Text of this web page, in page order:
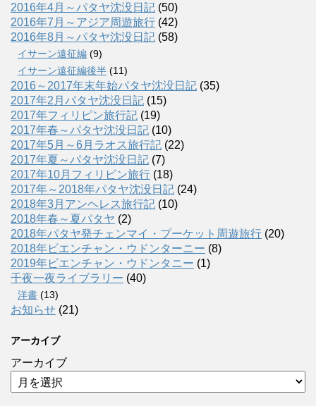
2016年4月～パタヤ沈没日記 (50)
2016年7月～アジア周遊旅行 (42)
2016年8月～パタヤ沈没日記 (58)
イサーン遠征編 (9)
イサーン遠征編後半 (11)
2016～2017年末年始パタヤ沈没日記 (35)
2017年2月パタヤ沈没日記 (15)
2017年フィリピン旅行記 (19)
2017年春～パタヤ沈没日記 (10)
2017年5月～6月ラオス旅行記 (22)
2017年夏～パタヤ沈没日記 (7)
2017年10月フィリピン旅行 (18)
2017年～2018年パタヤ沈没日記 (24)
2018年3月アンヘレス旅行記 (10)
2018年春～夏パタヤ (2)
2018年パタヤ発チェンマイ・プーケット周遊旅行 (20)
2018年ビエンチャン・ウドンターニー (8)
2019年ビエンチャン・ウドンタニー (1)
千夜一夜ライブラリー (40)
洋書 (13)
お知らせ (21)
アーカイブ
アーカイブ